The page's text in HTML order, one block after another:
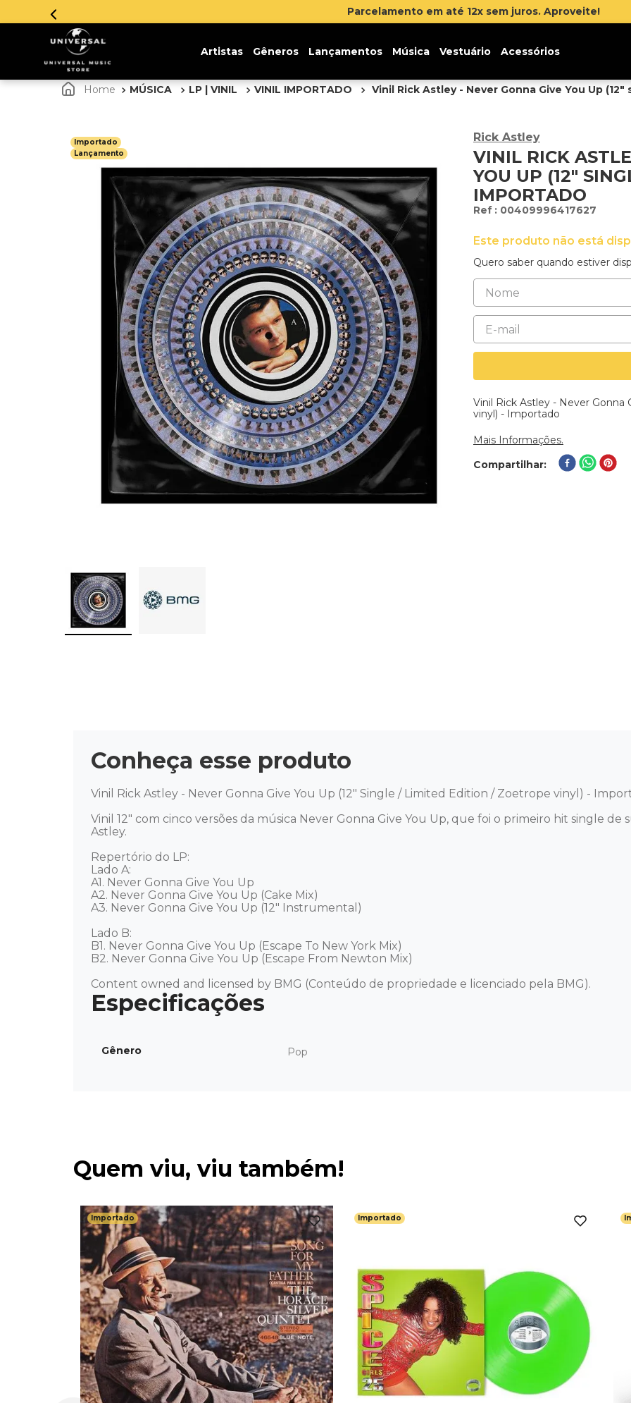
Inscreva-se na
Artistas Gêneros Lançamentos Música Vestuário Acessórios
MÚSICA LP | VINIL VINIL IMPORTADO Vinil Rick Astley - Never Gonna Give You Up
Importado
Lançamento
Rick Astley
VINIL RICK
YOU UP (12"
IMPORTADO
: 00409996417627
Este produto não está
Quero saber quando estiver
Vinil Rick Astley - Never
vinyl) - Importado
Mais Informações.
Compartilhar
Conheça esse produto
Vinil Rick Astley - Never Gonna Give You Up (12" Single / Limited Edition / Zoetrope vinyl) -
Vinil 12" com cinco versões da música Never Gonna Give You Up, que foi o primeiro hit single
Astley.
Repertório do LP:
Lado A:
A1. Never Gonna Give You Up
A2. Never Gonna Give You Up (Cake Mix)
A3. Never Gonna Give You Up (12" Instrumental)
Lado B:
B1. Never Gonna Give You Up (Escape To New York Mix)
B2. Never Gonna Give You Up (Escape From Newton Mix)
Content owned and licensed by BMG (Conteúdo de propriedade e licenciado pela BMG).
Gênero Pop
Quem viu, viu também!
Importado Importado